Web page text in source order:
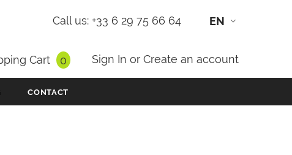
Call us: +33 6 29 75 66 64 EN
Cart 0 Sign In or Create an account
CONTACT